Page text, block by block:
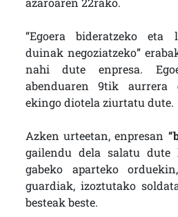
“Egoera bideratzeko eta
duinak negoziatzeko”
nahi dute enpresa.
abenduaren 9tik aurrera
ekingo diotela ziurtatu dute.
Azken urteetan, enpresan
gailendu dela salatu dute
gabeko aparteko
guardiak, izoztutako
besteak beste.